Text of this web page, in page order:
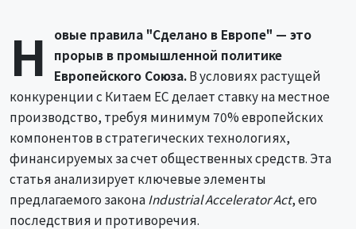
Н
овые правила "Сделано в Европе" — это
прорыв в промышленной политике
Европейского Союза.В условиях растущей
конкуренции с Китаем ЕС делает ставку на местное
производство, требуя минимум 70% европейских
компонентов в стратегических технологиях,
финансируемых за счет общественных средств. Эта
статья анализирует ключевые элементы
предлагаемого закона Industrial Accelerator Act, его
последствия и противоречия.